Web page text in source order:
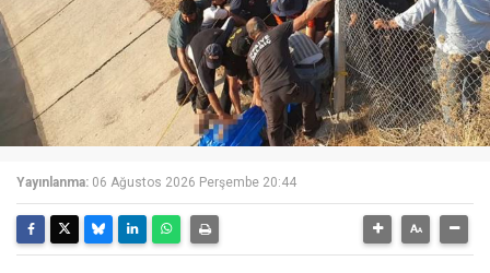
Yayınlanma: 06 Ağustos 2026 Perşembe 20:44